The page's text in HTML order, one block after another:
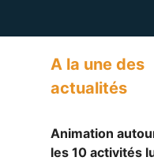
A la une des
actualités
Animation
les 10 activités